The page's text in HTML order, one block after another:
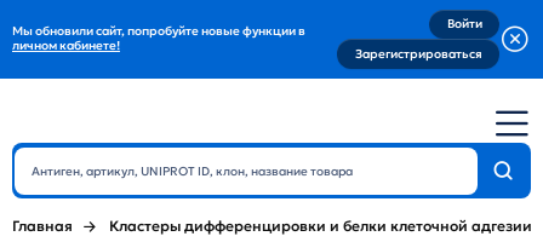
Мы обновили сайт, попробуйте новые функции в
личном кабинете!
Войти
Зарегистрироваться
Главная Кластеры дифференцировки и белки клеточной адгезии